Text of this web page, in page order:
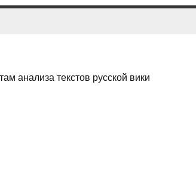
анализа текстов русской вики